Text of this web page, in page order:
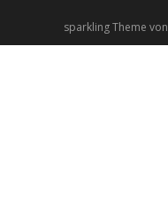
sparkling Theme von